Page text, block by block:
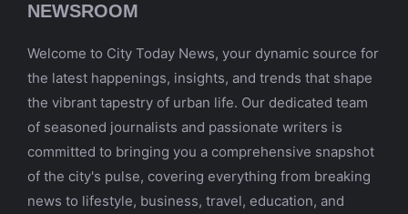
NEWSROOM
Welcome to City Today News, your dynamic source for
the latest happenings, insights, and trends that shape
the vibrant tapestry of urban life. Our dedicated team
of seasoned journalists and passionate writers is
committed to bringing you a comprehensive snapshot
of the city's pulse, covering everything from breaking
news to lifestyle, business, travel, education, and